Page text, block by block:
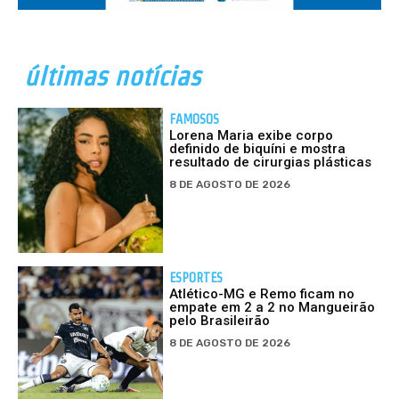
últimas notícias
FAMOSOS
Lorena Maria exibe corpo
definido de biquíni e mostra
resultado de cirurgias plásticas
8 DE AGOSTO DE 2026
ESPORTES
Atlético-MG e Remo ficam no
empate em 2 a 2 no Mangueirão
pelo Brasileirão
8 DE AGOSTO DE 2026